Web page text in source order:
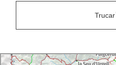
Trucar